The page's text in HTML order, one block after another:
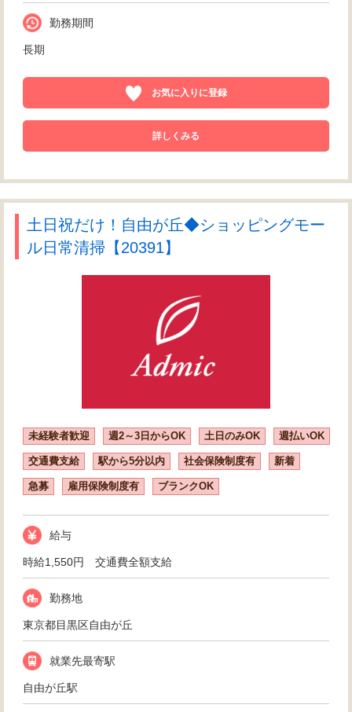
勤務期間
長期
お気に入りに登録
詳しくみる
土日祝だけ！自由が丘◆ショッピングモー
ル日常清掃【20391】
未経験者歓迎 週2～3日からOK 土日のみOK 週払いOK
交通費支給 駅から5分以内 社会保険制度有 新着
急募 雇用保険制度有 ブランクOK
給与
時給1,550円 交通費全額支給
勤務地
東京都目黒区自由が丘
就業先最寄駅
自由が丘駅